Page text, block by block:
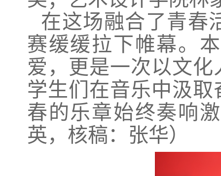
在这场融合了青春
赛缓缓拉下帷幕。
爱，更是一次以文
学生们在音乐中汲
春的乐章始终奏响
英，核稿：张华）